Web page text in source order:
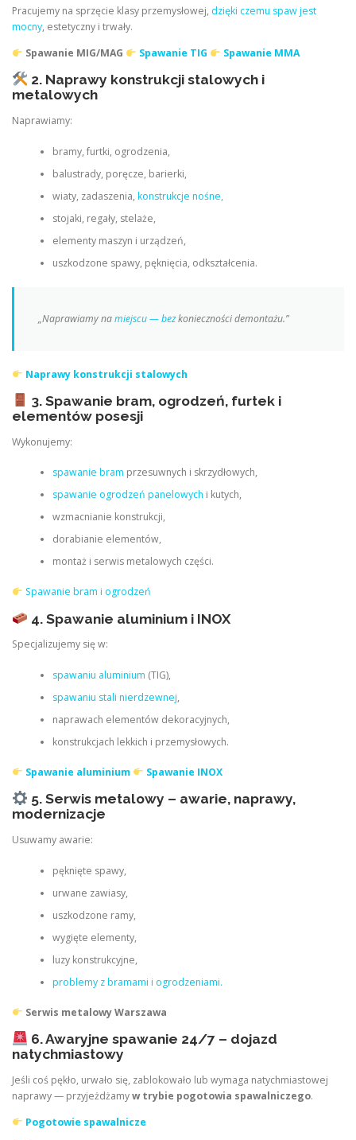
Pracujemy na sprzęcie klasy przemysłowej, dzięki czemu spaw jest
mocny, estetyczny i trwały.
Spawanie MIG/MAG
Spawanie TIG Spawanie MMA
2. Naprawy konstrukcji stalowych i
metalowych
Naprawiamy:
bramy, furtki, ogrodzenia,
balustrady, poręcze, barierki,
wiaty, zadaszenia, konstrukcje nośne,
stojaki, regały, stelaże,
elementy maszyn i urządzeń,
uszkodzone spawy, pęknięcia, odkształcenia.
„Naprawiamy namiejscu — bezkonieczności demontażu.”
Naprawy konstrukcji stalowych
3. Spawanie bram, ogrodzeń, furtek i
elementów posesji
Wykonujemy:
spawanie bram przesuwnych i skrzydłowych,
spawanie ogrodzeń panelowych i kutych,
wzmacnianie konstrukcji,
dorabianie elementów,
montaż i serwis metalowych części.
Spawanie bram i ogrodzeń
4. Spawanie aluminium i INOX
Specjalizujemy się w:
spawaniu aluminium (TIG),
spawaniu stali nierdzewnej,
naprawach elementów dekoracyjnych,
konstrukcjach lekkich i przemysłowych.
Spawanie aluminium Spawanie INOX
5. Serwis metalowy – awarie, naprawy,
modernizacje
Usuwamy awarie:
pęknięte spawy,
urwane zawiasy,
uszkodzone ramy,
wygięte elementy,
luzy konstrukcyjne,
problemy z bramami i ogrodzeniami.
Serwis metalowy Warszawa
6. Awaryjne spawanie 24/7 – dojazd
natychmiastowy
Jeśli coś pękło, urwało się, zablokowało lub wymaga natychmiastowej
naprawy — przyjeżdżamyw trybie pogotowia spawalniczego.
Pogotowie spawalnicze